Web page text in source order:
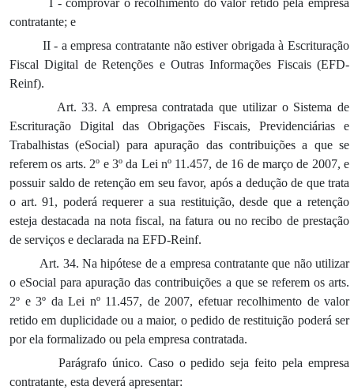
I - comprovar o recolhimento do valor retido pela empresa
contratante; e
II - a empresa contratante não estiver obrigada à Escrituração
Fiscal Digital de Retenções e Outras Informações Fiscais (EFD-
Reinf).
Art. 33. A empresa contratada que utilizar o Sistema de
Escrituração Digital das Obrigações Fiscais, Previdenciárias e
Trabalhistas (eSocial) para apuração das contribuições a que se
referem os arts. 2º e 3º da Lei nº 11.457, de 16 de março de 2007, e
possuir saldo de retenção em seu favor, após a dedução de que trata
o art. 91, poderá requerer a sua restituição, desde que a retenção
esteja destacada na nota fiscal, na fatura ou no recibo de prestação
de serviços e declarada na EFD-Reinf.
Art. 34. Na hipótese de a empresa contratante que não utilizar
o eSocial para apuração das contribuições a que se referem os arts.
2º e 3º da Lei nº 11.457, de 2007, efetuar recolhimento de valor
retido em duplicidade ou a maior, o pedido de restituição poderá ser
por ela formalizado ou pela empresa contratada.
Parágrafo único. Caso o pedido seja feito pela empresa
contratante, esta deverá apresentar: